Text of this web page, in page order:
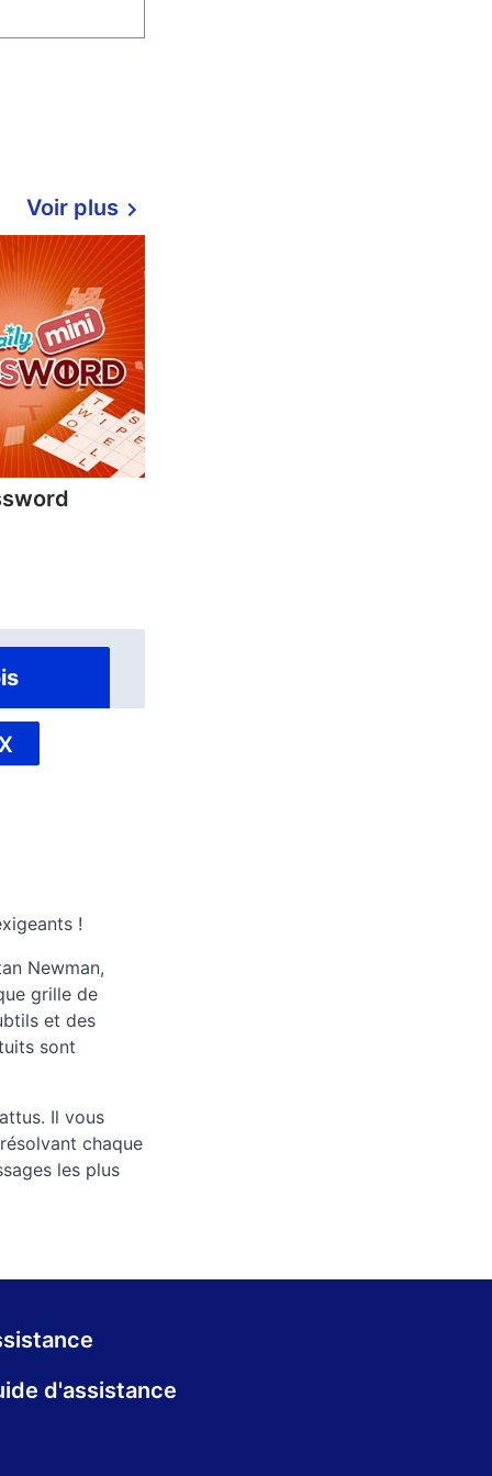
Voir plus
!
Newman,
grille de
et des
sont
Il vous
chaque
les plus
d'assistance